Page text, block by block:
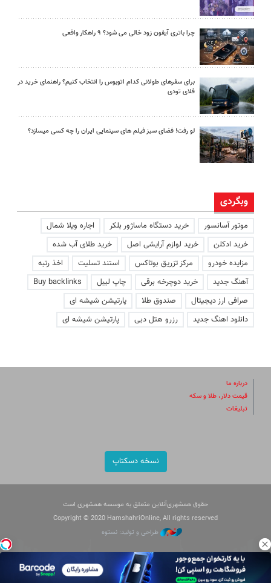
چرا باتری آیفون زود خالی می شود؟ ۹ راهکار واقعی
برای سفرهای طولانی کدام اتوبوس را انتخاب کنیم؟ راهنمای خرید در
فلای تودی
لو رفت! فضای سبز فیلم های سینمایی ایران را چه کسی میسازد؟
وبگردی
موتور آسانسور خرید دستگاه ماساژور بلکر
اجاره ویلا شمال
خرید ادکلن
خرید لوازم آرایشی اصل
خرید طلای آب شده
مزایده خودرو
مرکز تزریق بوتاکس استند تسلیت
اخذ رتبه
آهنگ جدید
خرید دوچرخه برقی چاپ لیبل
Buy backlinks
صرافی ارز دیجیتال
صندوق طلا
پارتیشن شیشه ای
دانلود اهنگ جدید
رزرو هتل دبی پارتیشن شیشه ای
درباره ما
قیمت دلار، طلا و سکه
تبلیغات
نسخه دسکتاپ
حقوق همشهری‌آنلاین متعلق به موسسه همشهری است
Copyright © 2020 HamshahriOnline, All rights reserved
طراحی و تولید: نستوه